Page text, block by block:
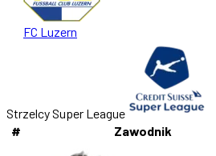
FC Luzern
Strzelcy Super League
#
Zawodnik